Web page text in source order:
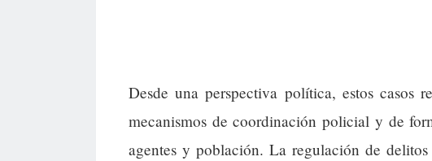
Desde una perspectiva política, estos casos
mecanismos de coordinación policial y de
agentes y población. La regulación de